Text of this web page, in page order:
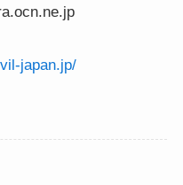
japan.jp/